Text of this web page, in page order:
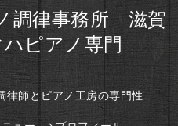
調律事務所 滋賀
ピアノ専門
律師とピアノ工房の専門性